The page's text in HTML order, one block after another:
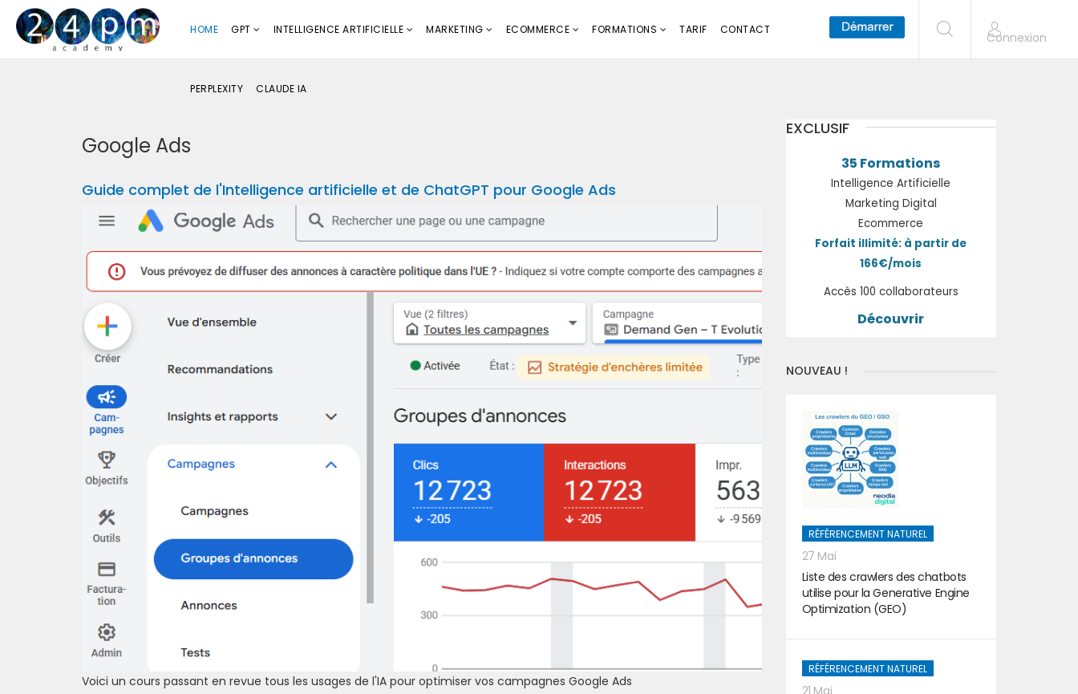
HOME GPT INTELLIGENCE ARTIFICIELLE MARKETING ECOMMERCE FORMATIONS TARIF CONTACT
PERPLEXITY CLAUDE IA
Connexion
Google Ads
Guide complet de l'Intelligence artificielle et de ChatGPT pour Google Ads
Voici un cours passant en revue tous les usages de l'IA pour optimiser vos campagnes Google Ads
EXCLUSIF
35 Formations
Intelligence Artificielle
Marketing Digital
Ecommerce
Forfait illimité: à partir de
166€/mois
Accès 100 collaborateurs
Découvrir
NOUVEAU !
RÉFÉRENCEMENT NATUREL
27 Mai
Liste des crawlers des chatbots
utilise pour la Generative Engine
Optimization (GEO)
RÉFÉRENCEMENT NATUREL
21 Mai